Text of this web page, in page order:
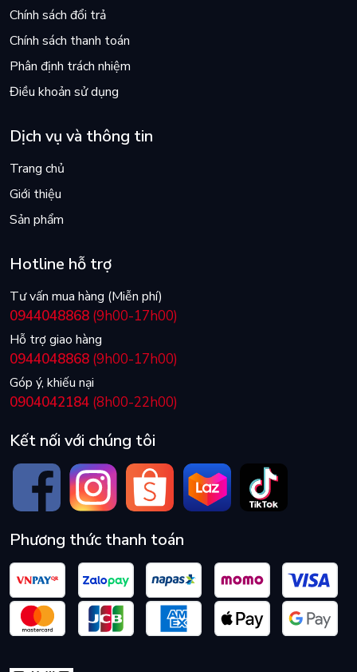
Chính sách đổi trả
Chính sách thanh toán
Phân định trách nhiệm
Điều khoản sử dụng
Dịch vụ và thông tin
Trang chủ
Giới thiệu
Sản phẩm
Hotline hỗ trợ
Tư vấn mua hàng (Miễn phí)
0944048868 (9h00-17h00)
Hỗ trợ giao hàng
0944048868 (9h00-17h00)
Góp ý, khiếu nại
0904042184 (8h00-22h00)
Kết nối với chúng tôi
Phương thức thanh toán